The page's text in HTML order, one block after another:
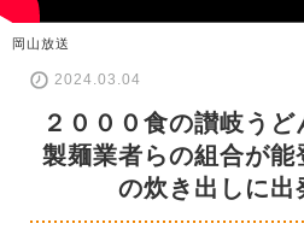
岡山放送
2024.03.04
２０００食の讃岐う
製麺業者らの組合が
の炊き出しに出